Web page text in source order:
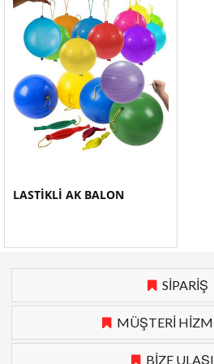
LASTİKLİ AK BALON
SİPARİŞ
MÜŞTERİ
BİZE